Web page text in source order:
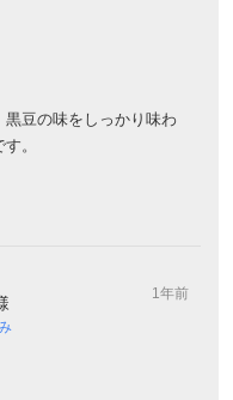
豆の味をしっかり味わ
。
1年前